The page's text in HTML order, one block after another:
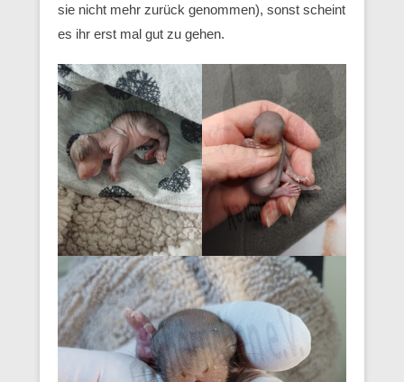
sie nicht mehr zurück genommen), sonst scheint
es ihr erst mal gut zu gehen.